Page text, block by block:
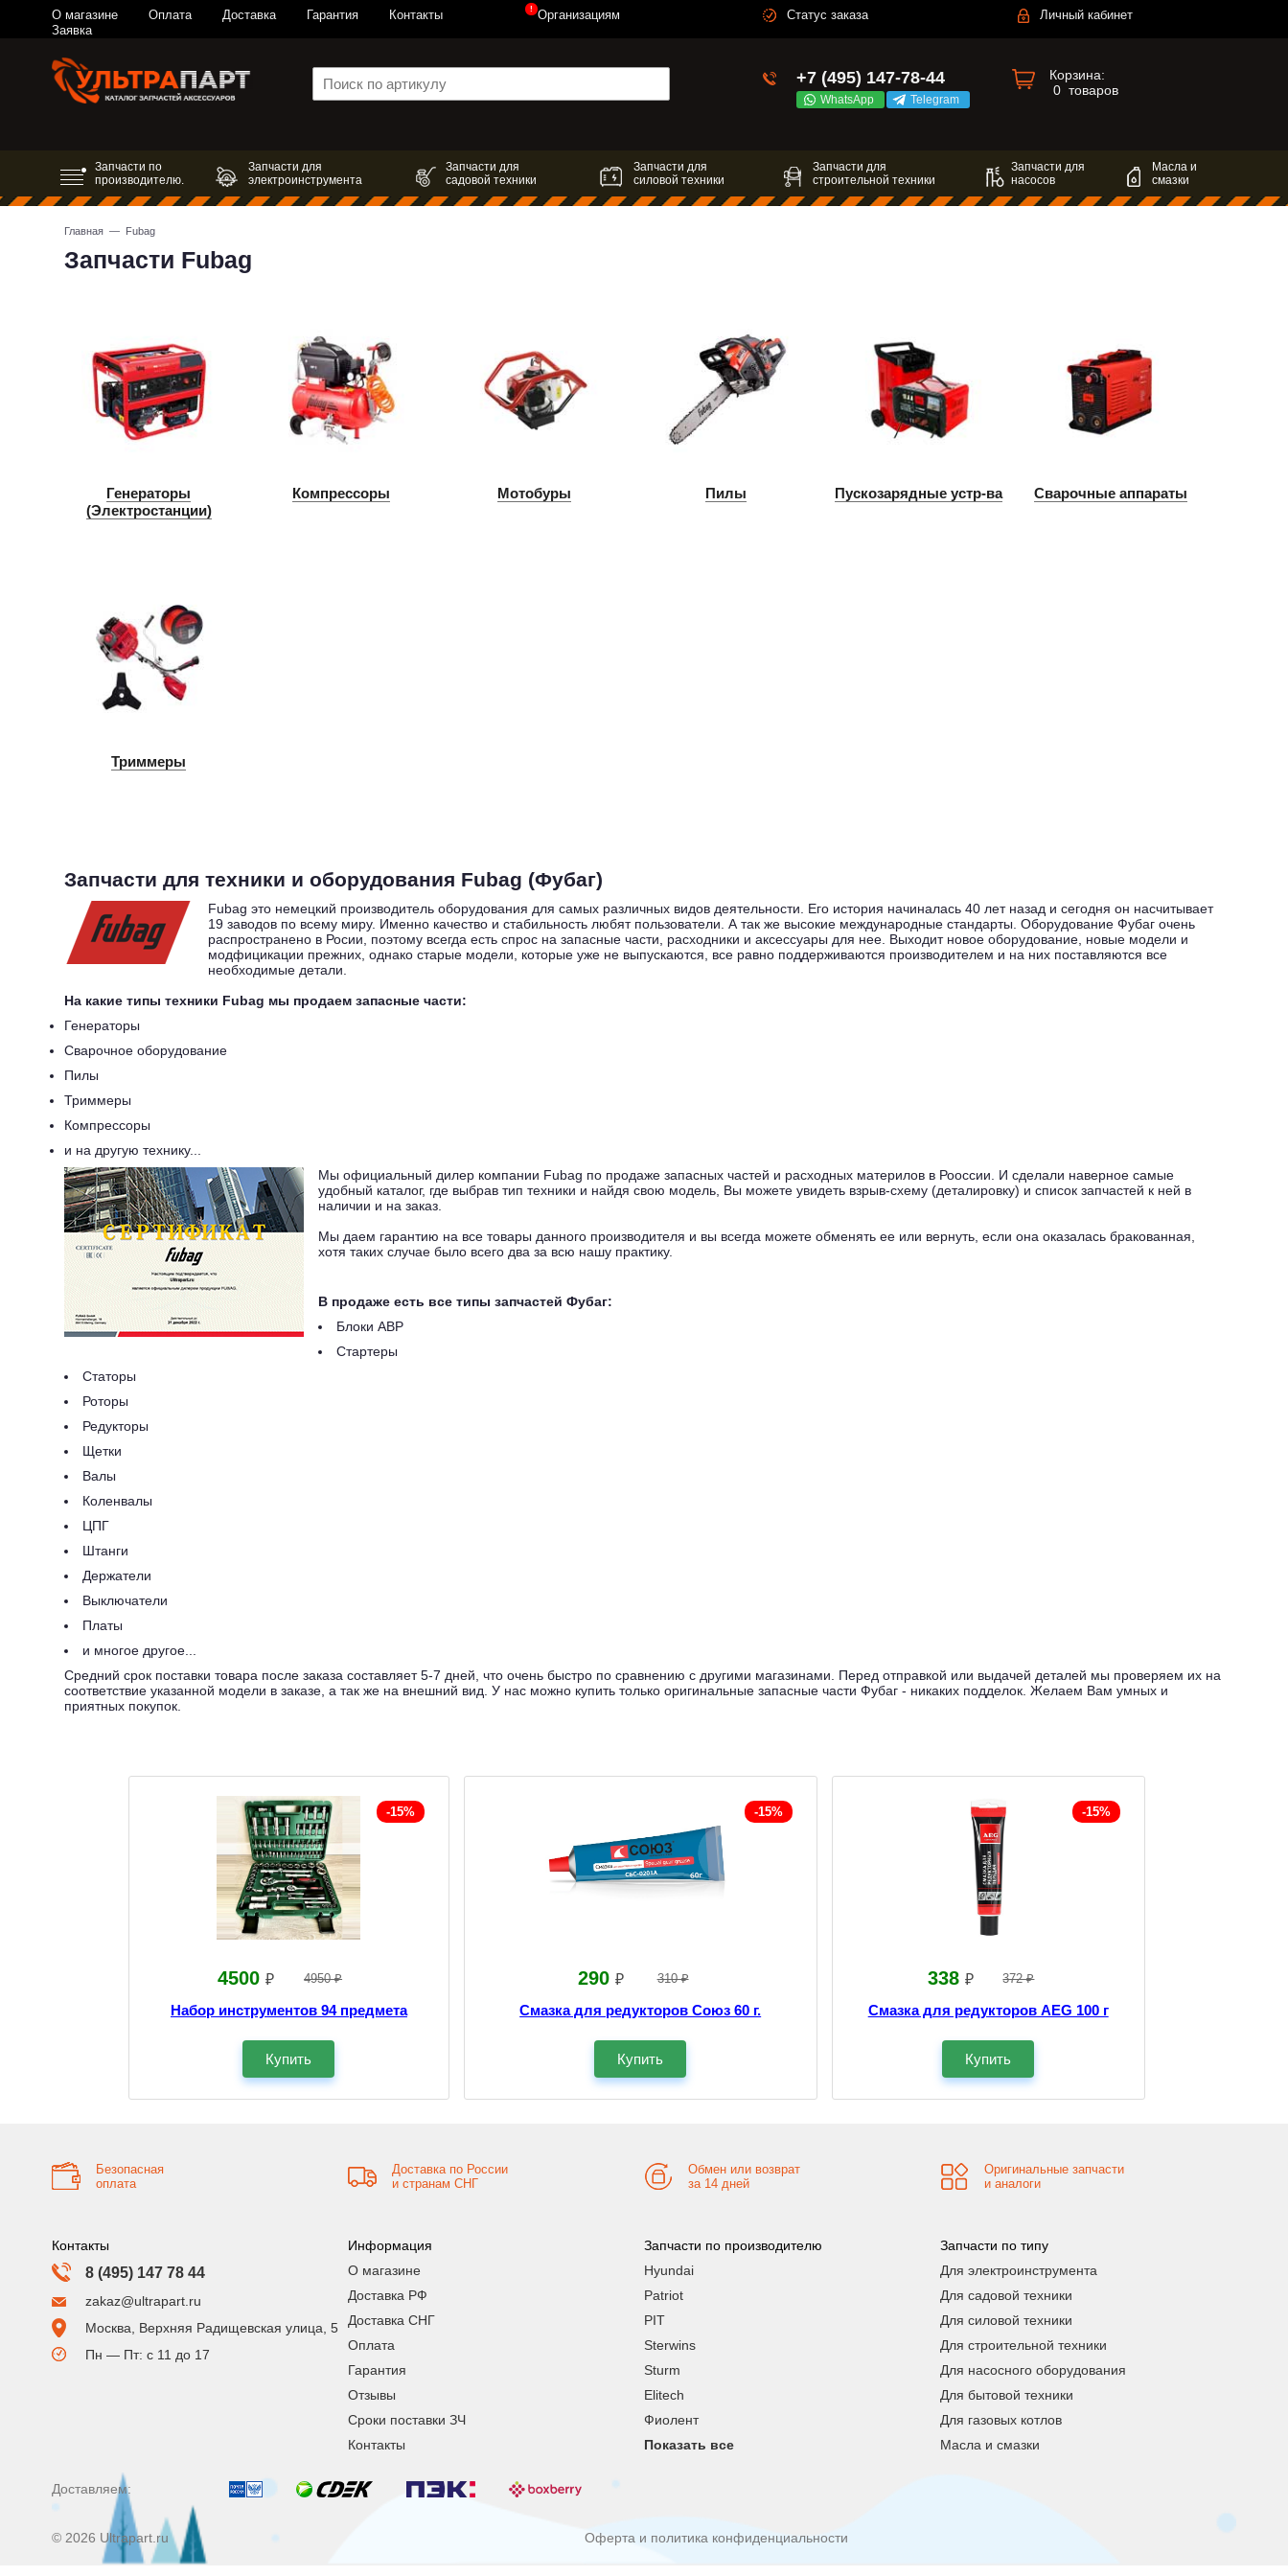
О магазине Оплата Доставка Гарантия
Контакты
Заявка
Организациям
! Статус заказа Личный кабинет
+7 (495) 147-78-44
WhatsApp Telegram
Корзина:
0 товаров
Запчасти по
производителю.
Запчасти для
электроинструмента
Запчасти для
садовой техники
Запчасти для
силовой техники
Запчасти для
строительной техники
Запчасти для
насосов
Масла и
смазки
Главная — Fubag
Запчасти Fubag
Генераторы
(Электростанции)
Компрессоры Мотобуры Пилы Пускозарядные устр-ва Сварочные аппараты
Триммеры
Запчасти для техники и оборудования Fubag (Фубаг)
Fubag это немецкий производитель оборудования для самых различных видов деятельности. Его история начиналась 40 лет назад и сегодня он насчитывает
19 заводов по всему миру. Именно качество и стабильность любят пользователи. А так же высокие международные стандарты. Оборудование Фубаг очень
распространено в Росии, поэтому всегда есть спрос на запасные части, расходники и аксессуары для нее. Выходит новое оборудование, новые модели и
модфицикации прежних, однако старые модели, которые уже не выпускаются, все равно поддерживаются производителем и на них поставляются все
необходимые детали.
На какие типы техники Fubag мы продаем запасные части:
Генераторы
Сварочное оборудование
Пилы
Триммеры
Компрессоры
и на другую технику...
Мы официальный дилер компании Fubag по продаже запасных частей и расходных материлов в Рооссии. И сделали наверное самые
удобный каталог, где выбрав тип техники и найдя свою модель, Вы можете увидеть взрыв-схему (деталировку) и список запчастей к ней в
наличии и на заказ.
Мы даем гарантию на все товары данного производителя и вы всегда можете обменять ее или вернуть, если она оказалась бракованная,
хотя таких случае было всего два за всю нашу практику.
В продаже есть все типы запчастей Фубаг:
Блоки АВР
Стартеры
Статоры
Роторы
Редукторы
Щетки
Валы
Коленвалы
ЦПГ
Штанги
Держатели
Выключатели
Платы
и многое другое...
Средний срок поставки товара после заказа составляет 5-7 дней, что очень быстро по сравнению с другими магазинами. Перед отправкой или выдачей деталей мы проверяем их на
соответствие указанной модели в заказе, а так же на внешний вид. У нас можно купить только оригинальные запасные части Фубаг - никаких подделок. Желаем Вам умных и
приятных покупок.
-15%
4500 ₽ 4950 ₽
Набор инструментов 94 предмета
Купить
-15%
290 ₽ 310 ₽
Смазка для редукторов Союз 60 г.
Купить
-15%
338 ₽ 372 ₽
Смазка для редукторов AEG 100 г
Купить
Безопасная
оплата
Доставка по России
и странам СНГ
Обмен или возврат
за 14 дней
Оригинальные запчасти
и аналоги
Контакты
8 (495) 147 78 44
zakaz@ultrapart.ru
Москва, Верхняя Радищевская улица, 5
Пн — Пт: с 11 до 17
Информация
О магазине
Доставка РФ
Доставка СНГ
Оплата
Гарантия
Отзывы
Сроки поставки ЗЧ
Контакты
Запчасти по производителю
Hyundai
Patriot
PIT
Sterwins
Sturm
Elitech
Фиолент
Показать все
Запчасти по типу
Для электроинструмента
Для садовой техники
Для силовой техники
Для строительной техники
Для насосного оборудования
Для бытовой техники
Для газовых котлов
Масла и смазки
Доставляем:
© 2026 Ultrapart.ru Оферта и политика конфиденциальности